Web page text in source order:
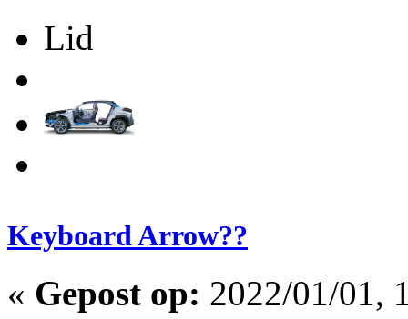
Lid
Keyboard Arrow??
« Gepost op: 2022/01/01,